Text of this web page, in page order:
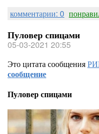
комментарии: 0
Пуловер спицами
05-03-2021 20:55
Это цитата сообщения
сообщение
Пуловер спицами